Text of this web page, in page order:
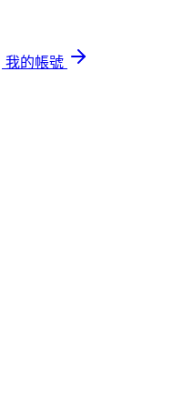
我的帳號